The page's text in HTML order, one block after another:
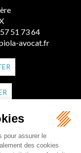
51 73 64
avocat.fr